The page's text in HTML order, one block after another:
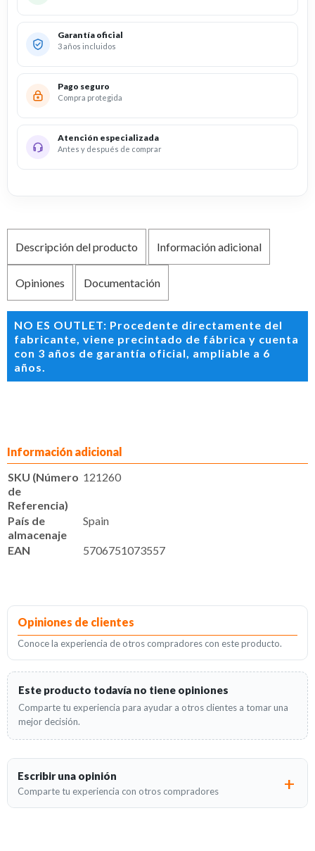
Garantía oficial
3 años incluidos
Pago seguro
Compra protegida
Atención especializada
Antes y después de comprar
Descripción del producto Información adicional
Opiniones Documentación
NO ES OUTLET: Procedente directamente del
fabricante, viene precintado de fábrica y cuenta
con 3 años de garantía oficial, ampliable a 6
años.
Información adicional
SKU (Número
de
Referencia)
121260
País de
almacenaje
Spain
EAN 5706751073557
Opiniones de clientes
Conoce la experiencia de otros compradores con este producto.
Este producto todavía no tiene opiniones
Comparte tu experiencia para ayudar a otros clientes a tomar una
mejor decisión.
Escribir una opinión
Comparte tu experiencia con otros compradores